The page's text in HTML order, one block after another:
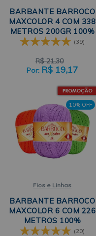
BARBANTE BARROCO
MAXCOLOR 4 COM 338
METROS 200GR 100%
ALGODÃO CÍRCULO
(39)
R$ 21,30
R$ 19,17
10% OFF
Fios e Linhas
BARBANTE BARROCO
MAXCOLOR 6 COM 226
METROS 100%
ALGODÃO CÍRCULO
(20)